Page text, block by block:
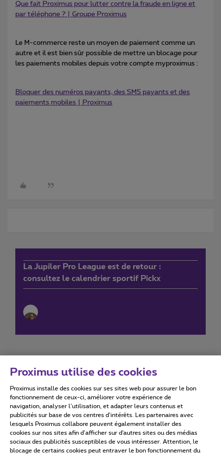
Que fait Proximus pour lutter contre la fraude en ligne et
par téléphone ? | Groupe Proximus
Le M-commerce reste un moyen de paiement comme un
autre et il est bien sûr possible de mettre un blocage pour
les paiements mobiles depuis votre compte myproximus :
Bloquer des numéros payants, des SMS payants et des
paiements mobiles | Proximus
La Jupiler Pro League est de retour :
consultez le calendrier sportif Pickx
Conditions d'utilisation Accessibility statement
Tous droits réservés. © 2026 Proximus
Proximus utilise des cookies
Proximus installe des cookies sur ses sites web pour assurer le bon
fonctionnement de ceux-ci, améliorer votre expérience de
navigation, analyser l’utilisation, et adapter leurs contenus et
publicités sur base de vos centres d’intérêts. Les partenaires avec
lesquels Proximus collabore peuvent également installer des
cookies sur nos sites afin d’afficher sur d'autres sites ou des médias
sociaux des publicités susceptibles de vous intéresser. Attention, le
blocage de certains cookies peut entraver le bon fonctionnement du